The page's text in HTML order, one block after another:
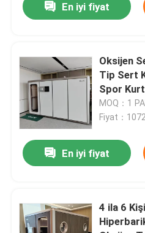
En iyi fiyat
Oksijen
Tip Sert
Spor
MOQ：1
Fiyat：
En iyi fiyat
4 ila 6